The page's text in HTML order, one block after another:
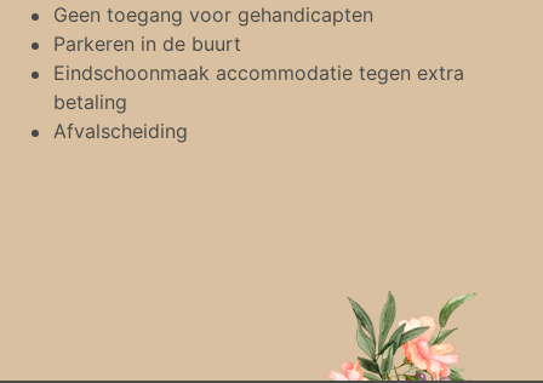
Geen toegang voor gehandicapten
Parkeren in de buurt
Eindschoonmaak accommodatie tegen extra
betaling
Afvalscheiding